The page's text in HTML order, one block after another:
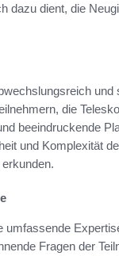
dazu dient, die
und
die
beeindruckende
und Komplexität
umfassende
Fragen der